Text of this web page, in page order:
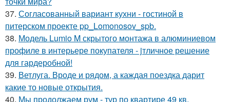
37. Согласованный вариант кухни - гостиной в
питерском проекте pp_Lomonosov_spb.
38. Модель Lumio M скрытого монтажа в алюминиевом
профиле в интерьере покупателя - jтличное решение
для гардеробной!
39. Ветлуга. Вроде и рядом, а каждая поездка дарит
какие то новые открытия.
40. Мы продолжаем рум - тур по квартире 49 кв.